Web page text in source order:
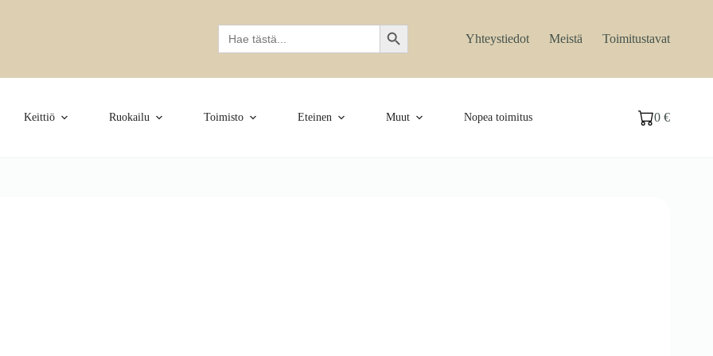
Search
for:
Search Button Yhteystiedot Meistä Toimitustavat
Keittiö Ruokailu Toimisto Eteinen Muut Nopea toimitus Ostoskori
0€